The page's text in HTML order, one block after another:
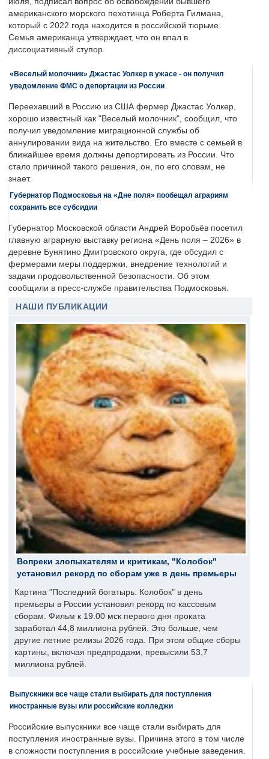
американского морского пехотинца Роберта Гилмана,
который с 2022 года находится в российской тюрьме.
Семья американца утверждает, что он впал в
диссоциативный ступор.
«Веселый молочник» Джастас Уолкер в ужасе - он получил
уведомление ФМС о депортации из России
Переехавший в Россию из США фермер Джастас Уолкер,
хорошо известный как "Веселый молочник", сообщил, что
получил уведомление миграционной службы об
аннулировании вида на жительство. Его вместе с семьей в
ближайшее время должны депортировать из России. Что
стало причиной такого решения, он, по его словам, не
знает.
Губернатор Подмосковья на «Дне поля» пообещал аграриям
сохранить все субсидии
Губернатор Московской области Андрей Воробьёв посетил
главную аграрную выставку региона «День поля – 2026» в
деревне Бунятино Дмитровского округа, где обсудил с
фермерами меры поддержки, внедрение технологий и
задачи продовольственной безопасности. Об этом
сообщили в пресс-службе правительства Подмосковья.
НАШИ ПУБЛИКАЦИИ
Вопреки злопыхателям и критикам, "Колобок"
установил рекорд по сборам уже в день премьеры
Картина "Последний богатырь. Колобок" в день
премьеры в России установил рекорд по кассовым
сборам. Фильм к 19.00 мск первого дня проката
заработал 44,8 миллиона рублей. Это больше, чем
другие летние релизы 2026 года. При этом общие сборы
картины, включая предпродажи, превысили 53,7
миллиона рублей.
Выпускники все чаще стали выбирать для поступления
иностранные вузы или российские колледжи
Российские выпускники все чаще стали выбирать для
поступления иностранные вузы. Причина этого в том числе
в сложности поступления в российские учебные заведения.